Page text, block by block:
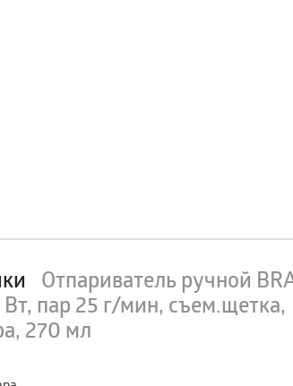
Отпариватель ручной
Вт, пар 25 г/мин, съем.щетка,
270 мл